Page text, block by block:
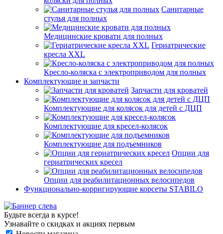
Санитарные
стулья для полных
Медицинские кровати для полных
Гериатрические
кресла XXL
Кресло-коляска с электроприводом для полных
Комплектующие и запчасти
Запчасти для кроватей
Комплектующие для колясок для детей с ДЦП
Комплектующие для кресел-колясок
Комплектующие для подъемников
Опции для
гериатрических кресел
Опции для реабилитационных велосипедов
Функционально-корригирующие корсеты STABILO
Будьте всегда в курсе!
Узнавайте о скидках и акциях первым